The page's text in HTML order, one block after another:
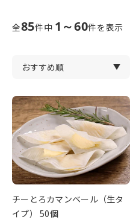
全85件中 1～60件を表示
チーとろカマンベール（生タ
イプ） 50個